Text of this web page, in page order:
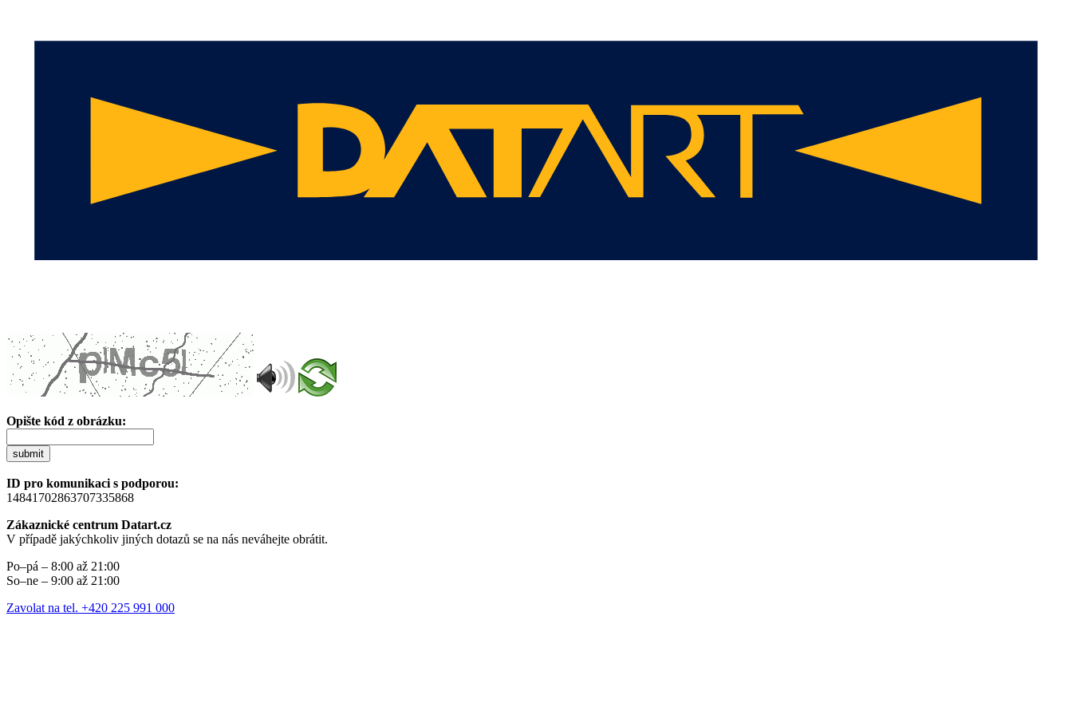
Opište kód z obrázku:
submit
ID pro komunikaci s podporou:
14841702863707335868
Zákaznické centrum Datart.cz
V případě jakýchkoliv jiných dotazů se na nás neváhejte obrátit.
Po–pá – 8:00 až 21:00
So–ne – 9:00 až 21:00
Zavolat na tel. +420 225 991 000